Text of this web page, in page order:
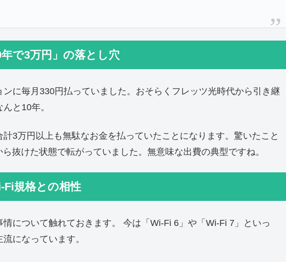
で3万円」の落とし穴
に毎月330円払っていました。おそらくフレッツ光時代から引き継
と10年。
3万円以上も無駄なお金を払っていたことになります。驚いたこと
抜けた状態で転がっていました。無意味な出費の典型ですね。
Fi規格との相性
について触れておきます。 今は「Wi-Fi 6」や「Wi-Fi 7」といっ
になっています。